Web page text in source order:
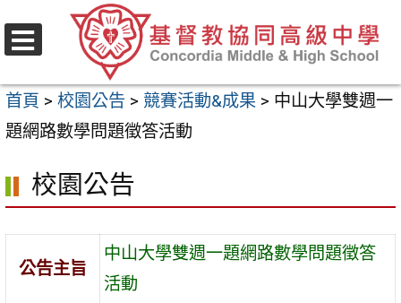
至
要
內
區
首頁 > 校園公告 > 競賽活動&成果 > 中山大學雙週一
題網路數學問題徵答活動
校園公告
公告主旨
中山大學雙週一題網路數學問題徵答
活動
選
單